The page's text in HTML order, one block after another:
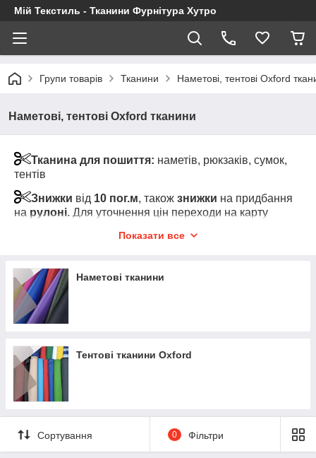
Мій Текстиль - Тканини Фурнітура Хутро
Групи товарів Тканини Наметові, тентові Oxford
Наметові, тентові Oxford тканини
Тканина для пошиття: наметів, рюкзаків, сумок,
тентів
Знижки від 10 пог.м, також знижки на придбання
на рулоні. Для уточнення цін переходи на карту
роздрібною ціною за товар)
одного кольору
Показати все
Наметові тканини
Тентові тканини Oxford
Сортування 0 Фільтри